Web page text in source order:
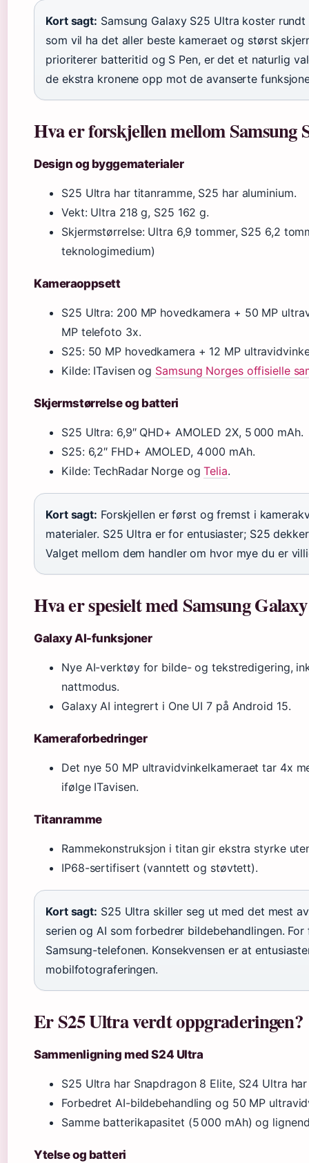
Kort sagt: Samsung Galaxy S25 Ultra koster
som vil ha det aller beste kameraet og størst
prioriterer batteritid og S Pen, er det et naturlig
de ekstra kronene opp mot de avanserte
Hva er forskjellen mellom Samsung
Design og byggematerialer
S25 Ultra har titanramme, S25 har aluminium.
Vekt: Ultra 218 g, S25 162 g.
Skjermstørrelse: Ultra 6,9 tommer, S25 6,2
teknologimedium)
Kameraoppsett
S25 Ultra: 200 MP hovedkamera + 50 MP
MP telefoto 3x.
S25: 50 MP hovedkamera + 12 MP
Kilde: ITavisen og Samsung Norges offisielle
Skjermstørrelse og batteri
S25 Ultra: 6,9″ QHD+ AMOLED 2X, 5 000 mAh.
S25: 6,2″ FHD+ AMOLED, 4 000 mAh.
Kilde: TechRadar Norge ogTelia.
Kort sagt: Forskjellen er først og fremst i
materialer. S25 Ultra er for entusiaster; S25
Valget mellom dem handler om hvor mye du er
Hva er spesielt med Samsung
Galaxy AI-funksjoner
Nye AI-verktøy for bilde- og tekstredigering,
nattmodus.
Galaxy AI integrert i One UI 7 på Android 15.
Kameraforbedringer
Det nye 50 MP ultravidvinkelkameraet tar 4x
ifølge ITavisen.
Titanramme
Rammekonstruksjon i titan gir ekstra styrke
IP68-sertifisert (vanntett og støvtett).
Kort sagt: S25 Ultra skiller seg ut med det mest
serien og AI som forbedrer bildebehandlingen.
Samsung-telefonen. Konsekvensen er at
mobilfotograferingen.
Er S25 Ultra verdt oppgraderingen?
Sammenligning med S24 Ultra
S25 Ultra har Snapdragon 8 Elite, S24 Ultra
Forbedret AI-bildebehandling og 50 MP
Samme batterikapasitet (5 000 mAh) og
Ytelse og batteri